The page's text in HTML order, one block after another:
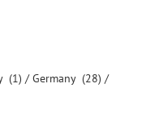
(1) /Germany (28) /